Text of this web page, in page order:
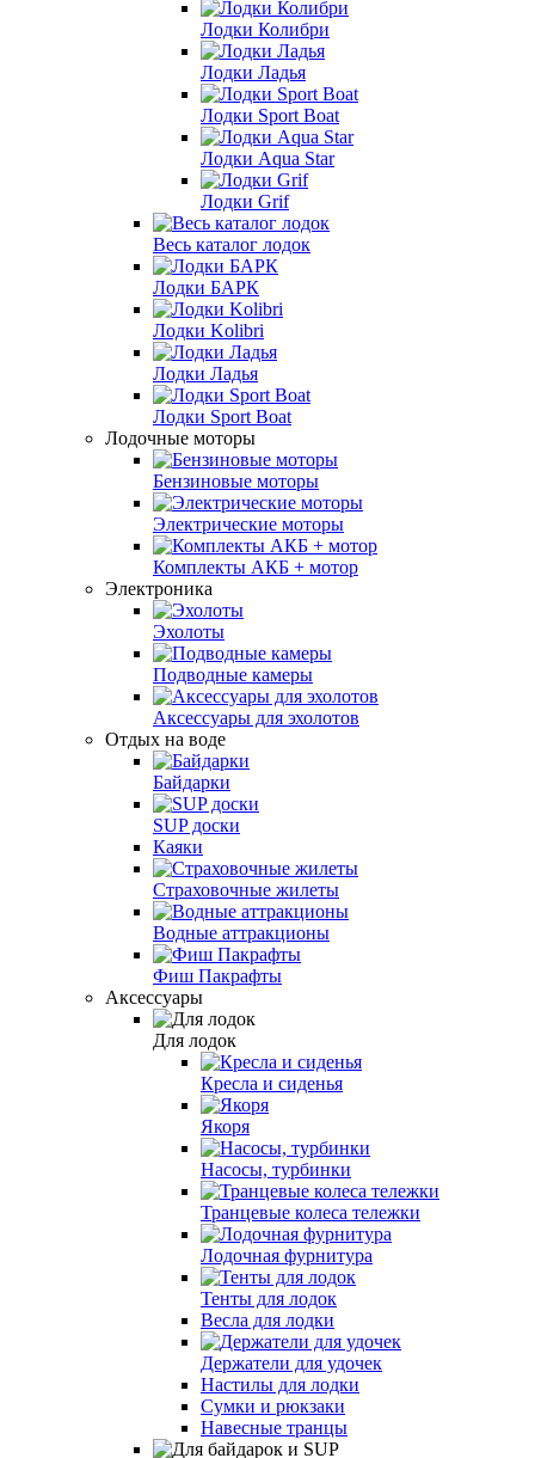
Лодки Колибри
Лодки Ладья
Лодки Sport Boat
Лодки Aqua Star
Лодки Grif
Весь каталог лодок
Лодки БАРК
Лодки Kolibri
Лодки Ладья
Лодки Sport Boat
Лодочные моторы
Бензиновые моторы
Электрические моторы
Комплекты АКБ + мотор
Электроника
Эхолоты
Подводные камеры
Аксессуары для эхолотов
Отдых на воде
Байдарки
SUP доски
Каяки
Страховочные жилеты
Водные аттракционы
Фиш Пакрафты
Аксессуары
Для лодок
Кресла и сиденья
Якоря
Насосы, турбинки
Транцевые колеса тележки
Лодочная фурнитура
Тенты для лодок
Весла для лодки
Держатели для удочек
Настилы для лодки
Сумки и рюкзаки
Навесные транцы